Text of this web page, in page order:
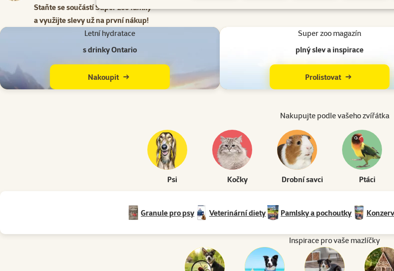
Staňte se součástí Super zoofamily
a využijte slevy už na první nákup!
Letní hydratace
s drinky Ontario
Nakoupit
Super zoo magazín
plný slev a inspirace
Prolistovat
Nakupujte podle vašeho zvířátka
Psi Kočky Drobní savci Ptáci
Granule pro psy Veterinární diety Pamlsky a pochoutky
Inspirace pro vaše mazlíčky